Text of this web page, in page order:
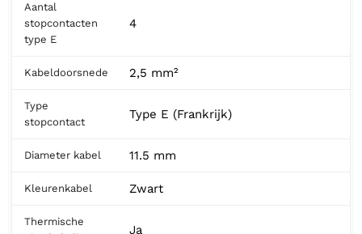
Aantal
stopcontacten
type E
4
Kabeldoorsnede 2,5 mm²
Type
stopcontact
Type E (Frankrijk)
Diameter kabel 11.5 mm
Kleurenkabel Zwart
Thermische
Ja